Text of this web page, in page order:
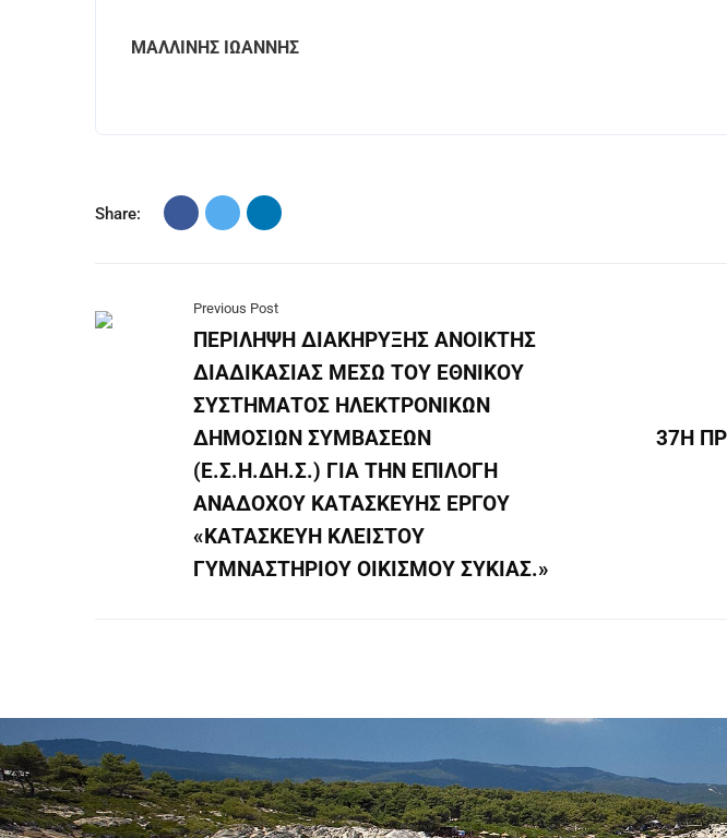
ΜΑΛΛΙΝΗΣ ΙΩΑΝΝΗΣ
Share:
Previous Post
ΠΕΡΙΛΗΨΗ ΔΙΑΚΗΡΥΞΗΣ ΑΝΟΙΚΤΗΣ
ΔΙΑΔΙΚΑΣΙΑΣ ΜΕΣΩ ΤΟΥ ΕΘΝΙΚΟΥ
ΣΥΣΤΗΜΑΤΟΣ ΗΛΕΚΤΡΟΝΙΚΩΝ
ΔΗΜΟΣΙΩΝ ΣΥΜΒΑΣΕΩΝ
(Ε.Σ.Η.ΔΗ.Σ.) ΓΙΑ ΤΗΝ ΕΠΙΛΟΓΗ
ΑΝΑΔΟΧΟΥ ΚΑΤΑΣΚΕΥΗΣ ΕΡΓΟΥ
«ΚΑΤΑΣΚΕΥΗ ΚΛΕΙΣΤΟΥ
ΓΥΜΝΑΣΤΗΡΙΟΥ ΟΙΚΙΣΜΟΥ ΣΥΚΙΑΣ.»
37Η